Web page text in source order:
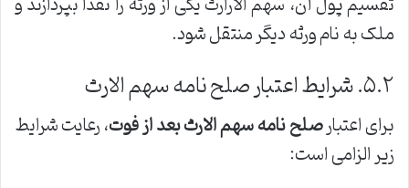
ملک به نام ورثه دیگر منتقل شود.
۵.۲. شرایط اعتبار صلح نامه سهم الارث
برای اعتبارصلح نامه سهم الارث بعد از فوت، رعایت شرایط
زیر الزامی است: